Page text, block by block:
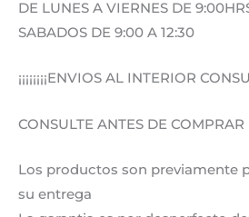
DE LUNES A VIERNES DE
SABADOS DE 9:00 A 12:30
¡¡¡¡¡¡¡¡ENVIOS AL INTERIOR
CONSULTE ANTES DE COMPRAR
Los productos son previamente
su entrega